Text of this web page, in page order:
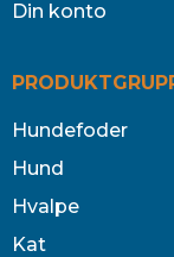
Din konto
Hundefoder
Hund
Hvalpe
Kat